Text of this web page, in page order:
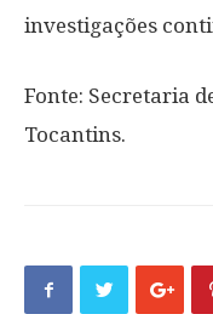
investigações
Fonte: Secretaria
Tocantins.